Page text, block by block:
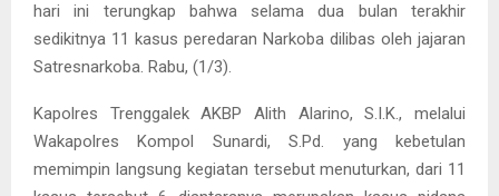
hari ini terungkap bahwa selama dua bulan terakhir
sedikitnya 11 kasus peredaran Narkoba dilibas oleh jajaran
Satresnarkoba. Rabu, (1/3).
Kapolres Trenggalek AKBP Alith Alarino, S.I.K., melalui
Wakapolres Kompol Sunardi, S.Pd. yang kebetulan
memimpin langsung kegiatan tersebut menuturkan, dari 11